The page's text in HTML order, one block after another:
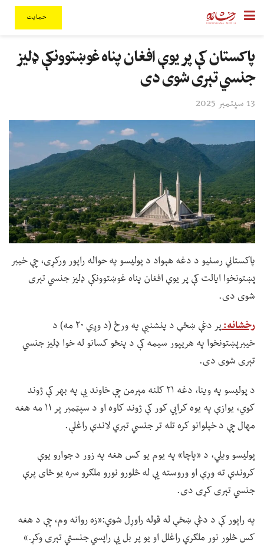
حمایت
پاکستان کې پر یوې افغان پناه غوښتوونکې ډلیز
جنسي تېری شوی دی
13 سپتمبر 2025
پاکستاني رسنیو د دغه هېواد د پولیسو په حواله راپور ورکړی، چې خیبر
پښتونخوا ایالت کې پر یوې افغان پناه غوښتوونکې ډلیز جنسي تېری
شوی دی.
رخشانه:
پر دغې ښځې د پنشنبې په ورځ (د وږي ۲۰ مه) د
خیبرپښتونخوا په هریپور سیمه کې د پنځو کسانو له خوا ډلیز جنسي
تېری شوی دی.
د پولیسو په وینا، دغه ۲۱ کلنه مېرمن چې خاوند یې په بهر کې ژوند
کوي، یوازې په یوه کرایي کور کې ژوند کاوه او د سپټمبر پر ۱۱ مه هغه
مهال چې د خپلوانو کره تله تر جنسي تېري لاندې راغلې.
پولیسو ویلي، د «پاچا» په یوم یو کس هغه په زور د جوارو یوې
کروندې ته وړې او وروسته یې له څلورو نورو ملګرو سره یو ځای پرې
جنسي تېری کړی دی.
په راپور کې د دغې ښځې له قوله راوړل شوي:«زه روانه وم، چې د هغه
کس څلور نور ملګري راغلل او یو پر بل یې راپسي جنستي تېری وکړ.»